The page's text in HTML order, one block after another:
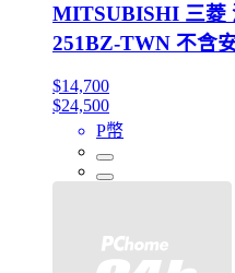
MITSUBISHI 三菱
251BZ-TWN 不含
$14,700
$24,500
P幣